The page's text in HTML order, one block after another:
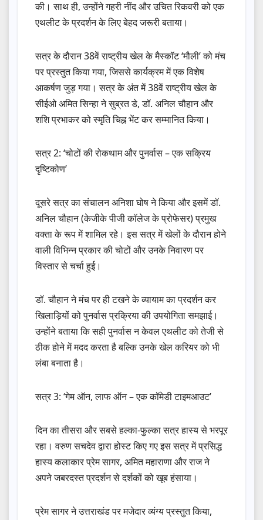
की। साथ ही, उन्होंने गहरी नींद और उचित रिकवरी को एक
एथलीट के प्रदर्शन के लिए बेहद जरूरी बताया।
सत्र के दौरान 38वें राष्ट्रीय खेल के मैस्कॉट ‘मौली’ को मंच
पर प्रस्तुत किया गया, जिससे कार्यक्रम में एक विशेष
आकर्षण जुड़ गया। सत्र के अंत में 38वें राष्ट्रीय खेल के
सीईओ अमित सिन्हा ने सुब्रत डे, डॉ. अनिल चौहान और
शशि प्रभाकर को स्मृति चिह्न भेंट कर सम्मानित किया।
सत्र 2: ‘चोटों की रोकथाम और पुनर्वास – एक सक्रिय
दृष्टिकोण’
दूसरे सत्र का संचालन अनिशा घोष ने किया और इसमें डॉ.
अनिल चौहान (केजीके पीजी कॉलेज के प्रोफेसर) प्रमुख
वक्ता के रूप में शामिल रहे। इस सत्र में खेलों के दौरान होने
वाली विभिन्न प्रकार की चोटों और उनके निवारण पर
विस्तार से चर्चा हुई।
डॉ. चौहान ने मंच पर ही टखने के व्यायाम का प्रदर्शन कर
खिलाड़ियों को पुनर्वास प्रक्रिया की उपयोगिता समझाई।
उन्होंने बताया कि सही पुनर्वास न केवल एथलीट को तेजी से
ठीक होने में मदद करता है बल्कि उनके खेल करियर को भी
लंबा बनाता है।
सत्र 3: ‘गेम ऑन, लाफ ऑन – एक कॉमेडी टाइमआउट’
दिन का तीसरा और सबसे हल्का-फुल्का सत्र हास्य से भरपूर
रहा। वरुण सचदेव द्वारा होस्ट किए गए इस सत्र में प्रसिद्ध
हास्य कलाकार प्रेम सागर, अमित महाराणा और राज ने
अपने जबरदस्त प्रदर्शन से दर्शकों को खूब हंसाया।
प्रेम सागर ने उत्तराखंड पर मजेदार व्यंग्य प्रस्तुत किया,